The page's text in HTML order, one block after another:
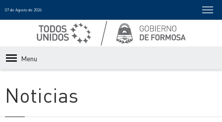
07 de Agosto de 2026
Menu
Noticias